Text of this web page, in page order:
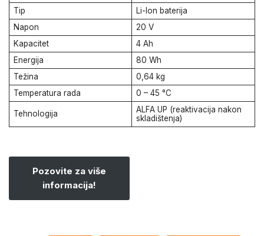
Tip
Li-Ion baterija
Napon
20 V
Kapacitet
4 Ah
Energija
80 Wh
Težina
0,64 kg
Temperatura rada
0 – 45 °C
Tehnologija
ALFA UP (reaktivacija nakon
skladištenja)
Pozovite za više
informacija!